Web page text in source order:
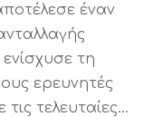
έναν
τη
ερευνητές
τελευταίες...